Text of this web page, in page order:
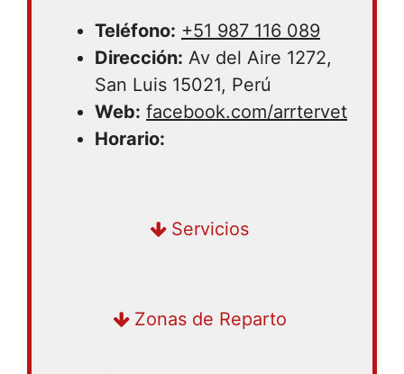
Teléfono: +51 987 116 089
Dirección: Av del Aire 1272,
San Luis 15021, Perú
Web: facebook.com/arrtervet
Horario:
Servicios
San Borja, La Victoria, San Luis,
Zonas de Reparto